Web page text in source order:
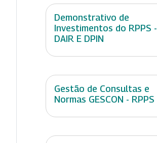
Demonstrativo de
Investimentos do RPPS -
DAIR E DPIN
Gestão de Consultas e
Normas GESCON - RPPS